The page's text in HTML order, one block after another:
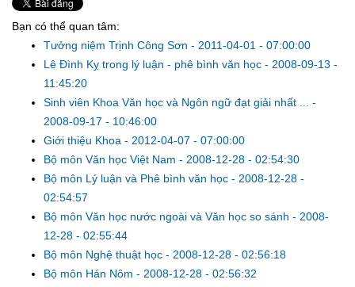
Bạn có thể quan tâm:
Tưởng niệm Trịnh Công Sơn - 2011-04-01 - 07:00:00
Lê Đình Kỵ trong lý luận - phê bình văn học - 2008-09-13 -
11:45:20
Sinh viên Khoa Văn học và Ngôn ngữ đạt giải nhất ... -
2008-09-17 - 10:46:00
Giới thiệu Khoa - 2012-04-07 - 07:00:00
Bộ môn Văn học Việt Nam - 2008-12-28 - 02:54:30
Bộ môn Lý luận và Phê bình văn học - 2008-12-28 -
02:54:57
Bộ môn Văn học nước ngoài và Văn học so sánh - 2008-
12-28 - 02:55:44
Bộ môn Nghệ thuật học - 2008-12-28 - 02:56:18
Bộ môn Hán Nôm - 2008-12-28 - 02:56:32